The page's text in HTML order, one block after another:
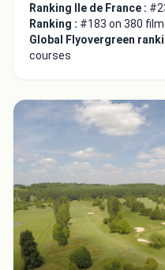
Ranking Ile de France :
Ranking : #183 on 380
Global Flyovergreen
courses